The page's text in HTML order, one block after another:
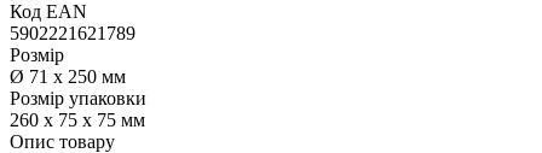
Код ЕАN
5902221621789
Розмір
Ø 71 x 250 мм
Розмір упаковки
260 х 75 х 75 мм
Опис товару